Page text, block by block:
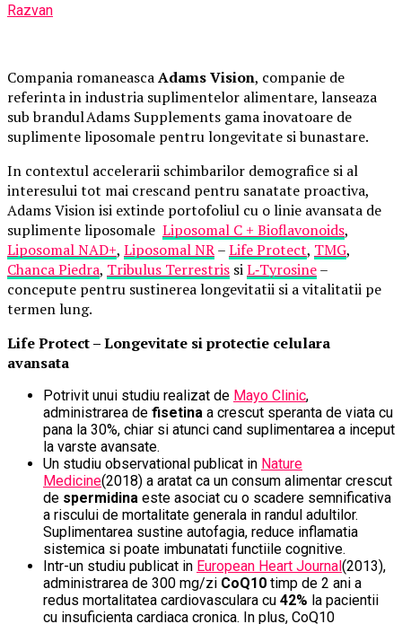
Razvan
Compania romaneascaAdams Vision, companie de
referinta in industria suplimentelor alimentare, lanseaza
sub brandul Adams Supplements gama inovatoare de
suplimente liposomale pentru longevitate si bunastare.
In contextul accelerarii schimbarilor demografice si al
interesului tot mai crescand pentru sanatate proactiva,
Adams Vision isi extinde portofoliul cu o linie avansata de
suplimente liposomale Liposomal C + Bioflavonoids,
Liposomal NAD+, Liposomal NR–Life Protect, TMG,
Chanca Piedra, Tribulus Terrestris siL‑Tyrosine–
concepute pentru sustinerea longevitatii si a vitalitatii pe
termen lung.
Life Protect – Longevitate si protectie celulara
avansata
Potrivit unui studiu realizat de Mayo Clinic,
administrarea de fisetina a crescut speranta de viata cu
pana la 30%, chiar si atunci cand suplimentarea a inceput
la varste avansate.
Un studiu observational publicat in Nature
Medicine(2018) a aratat ca un consum alimentar crescut
de spermidina este asociat cu o scadere semnificativa
a riscului de mortalitate generala in randul adultilor.
Suplimentarea sustine autofagia, reduce inflamatia
sistemica si poate imbunatati functiile cognitive.
Intr-un studiu publicat in European Heart Journal(2013),
administrarea de 300 mg/zi CoQ10 timp de 2 ani a
redus mortalitatea cardiovasculara cu 42% la pacientii
cu insuficienta cardiaca cronica. In plus, CoQ10